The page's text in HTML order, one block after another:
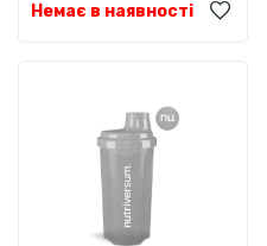
Немає в наявності